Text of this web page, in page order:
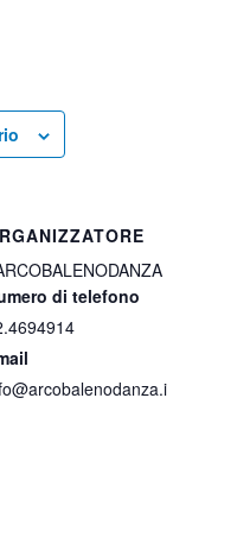
di telefono